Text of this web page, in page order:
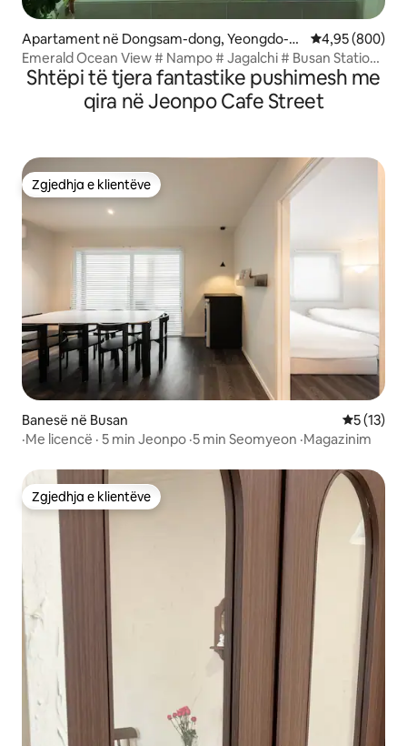
Apartament në Dongsam-dong, Yeongdo-g
u
Vlerësimi
4,95 (800)
Emerald Ocean View # Nampo # Jagalchi # Busan Station
# Yeongdo # Taejongdae # White Fox Culture Village #
Songdo Cable Car
Shtëpi të tjera fantastike pushimesh me
qira në Jeonpo Cafe Street
Zgjedhja e klientëve
Zgjedhja e klientëve
Banesë në Busan Vlerësimi
5 (13)
·Me licencë · 5 min Jeonpo ·5 min Seomyeon ·Magazinim
Zgjedhja e klientëve
Zgjedhja e klientëve